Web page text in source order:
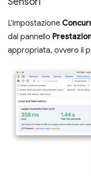
L'impostazione
dal pannello
appropriata, ovvero il